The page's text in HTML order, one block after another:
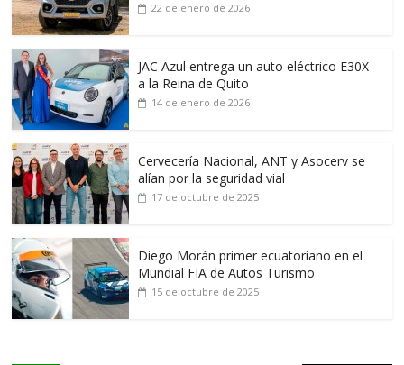
22 de enero de 2026
JAC Azul entrega un auto eléctrico E30X
a la Reina de Quito
14 de enero de 2026
Cervecería Nacional, ANT y Asocerv se
alían por la seguridad vial
17 de octubre de 2025
Diego Morán primer ecuatoriano en el
Mundial FIA de Autos Turismo
15 de octubre de 2025